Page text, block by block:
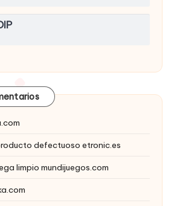
defectuoso etronic.es
limpio mundijuegos.com